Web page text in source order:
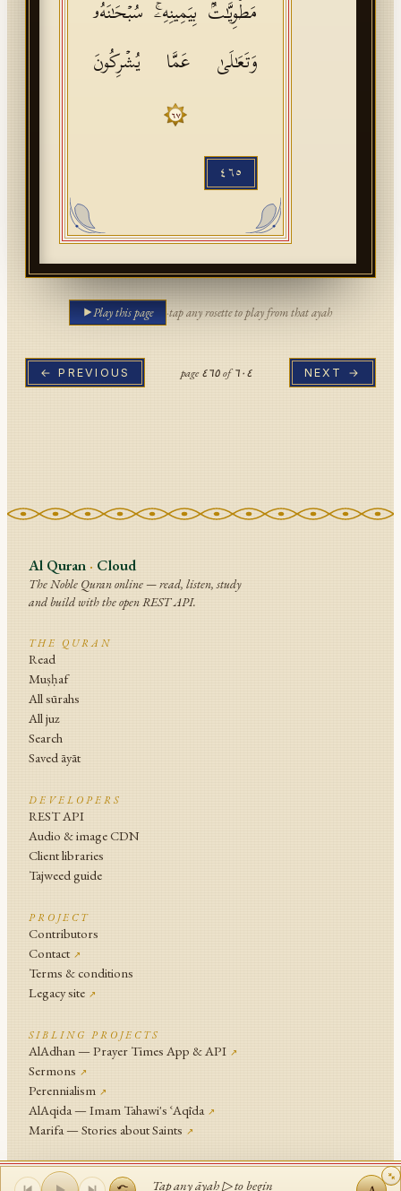
مَطۡوِیَّـٰتُۢ بِیَمِینِهِۦۚ سُبۡحَـٰنَهُۥ
وَتَعَـٰلَىٰ عَمَّا یُشۡرِكُونَ
٦٧
٤٦٥
Play this page ·tap any rosette to play from that ayah
← PREVIOUS page٤٦٥of٦٠٤ NEXT →
Al Quran · Cloud
The Noble Quran online — read, listen, study
and build with the open REST API.
THE QURAN
Read
Muṣḥaf
All sūrahs
All juz
Search
Saved āyāt
DEVELOPERS
REST API
Audio & image CDN
Client libraries
Tajweed guide
PROJECT
Contributors
Contact ↗
Terms & conditions
Legacy site ↗
SIBLING PROJECTS
AlAdhan — Prayer Times App & API ↗
Sermons ↗
Perennialism ↗
AlAqida — Imam Tahawi's ʿAqīda ↗
Marifa — Stories about Saints ↗
An Islamic NetworkProject, hosted on Bahriya
Tap any āyah ▷ to begin